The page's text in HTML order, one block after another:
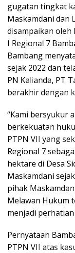
gugatan tingkat
Maskamdani dan
disampaikan oleh
I Regional 7
Bambang
sejak 2022 dan
PN Kalianda, PT
berakhir dengan
“Kami bersyukur
berkekuatan
PTPN VII yang
Regional 7
hektare di Desa
Maskamdani
pihak
Melawan Hukum
menjadi
Pernyataan
PTPN VII atas